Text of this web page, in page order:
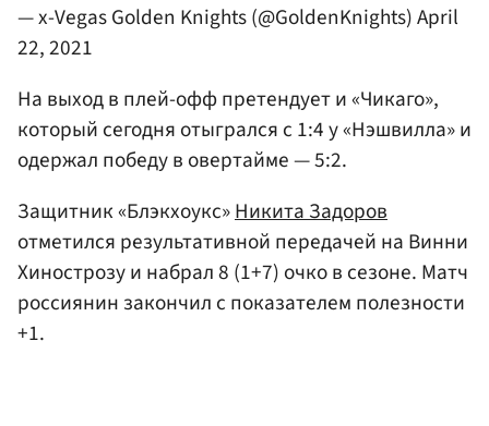
— x-Vegas Golden Knights (@GoldenKnights)April
22, 2021
На выход в плей-офф претендует и «Чикаго»,
который сегодня отыгрался с 1:4 у «Нэшвилла» и
одержал победу в овертайме — 5:2.
Защитник «Блэкхоукс»Никита Задоров
отметился результативной передачей на Винни
Хинострозу и набрал 8 (1+7) очко в сезоне. Матч
россиянин закончил с показателем полезности
+1.